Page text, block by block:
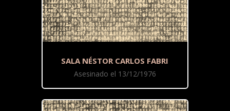
SALA NÉSTOR CARLOS FABRI
Asesinado el 13/12/1976